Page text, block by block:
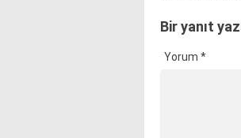
Bir yanıt
Yorum *